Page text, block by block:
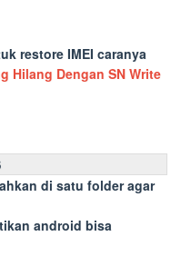
restore IMEI caranya
Hilang Dengan SN Write
di satu folder agar
android bisa